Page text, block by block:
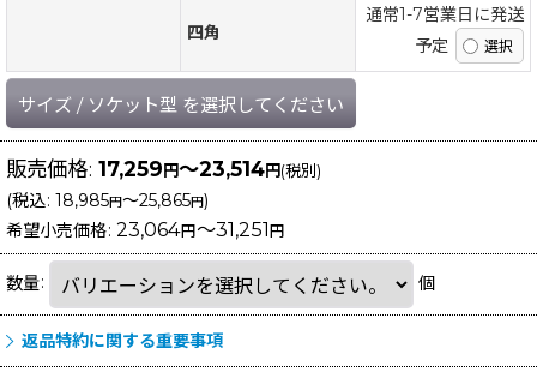
四角
通常1-7営業日に発送
予定
サイズ / ソケット型 を選択してください
販売価格: 17,259円～23,514円(税別)
(税込: 18,985円～25,865円)
希望小売価格: 23,064円～31,251円
数量: 個
返品特約に関する重要事項